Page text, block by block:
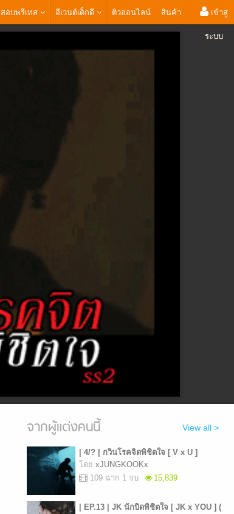
สอบพรีเทส อีเวนต์เด็กดี ติวออนไลน์ สินค้า เข้าสู่
ระบบ
จากผู้แต่งคนนี้ View all >
| 4/? | กวินโรคจิตพิชิตใจ [ V x U ]
โดย xJUNGKOOKx
109 ฉาก 1 จบ
15,839
| EP.13 | JK นักบิดพิชิตใจ [ JK x YOU ] (